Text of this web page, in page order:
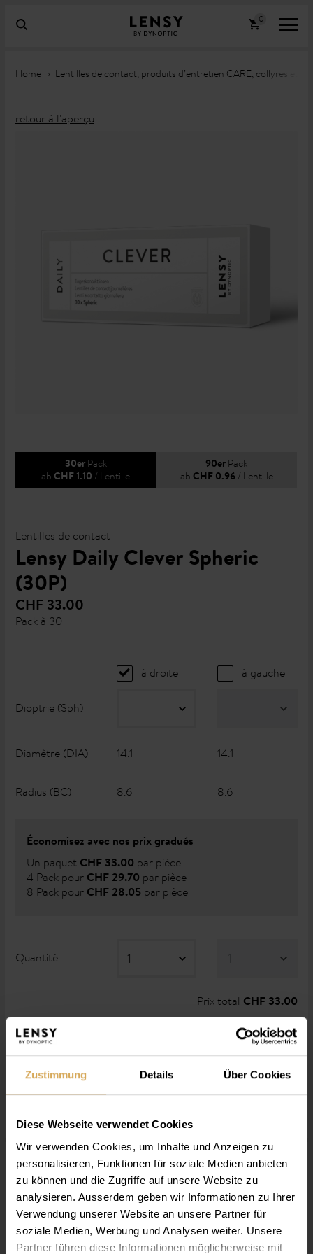
Zustimmung Details Über Cookies
Diese Webseite verwendet Cookies
Wir verwenden Cookies, um Inhalte und Anzeigen zu
personalisieren, Funktionen für soziale Medien anbieten
zu können und die Zugriffe auf unsere Website zu
analysieren. Ausserdem geben wir Informationen zu Ihrer
Verwendung unserer Website an unsere Partner für
soziale Medien, Werbung und Analysen weiter. Unsere
Partner führen diese Informationen möglicherweise mit
Home Lentilles de contact, produits d’entretien CARE, collyres et
retour à l'aperçu
90er Pack
ab CHF 0.96/ Lentille
30erPack
ab CHF 1.10 / Lentille
Lentilles de contact
Lensy Daily Clever Spheric
(30P)
CHF 33.00
Pack à 30
à droite à gauche
Dioptrie (Sph)
Diamètre (DIA) 14.1 14.1
Radius (BC) 8.6 8.6
Économisez avec nos prix gradués
Un paquet CHF 33.00 par pièce
4 Pack pour CHF 29.70 par pièce
8 Pack pour CHF 28.05 par pièce
Quantité
Prix total CHF 33.00
en savoir plus
Informations
La technologie de fabrication desLensy Daily Clever
Spheric associée à l’utilisation de l’hydrogel de silicone aux
propriétés hydrophiles garantit une répartition homogène